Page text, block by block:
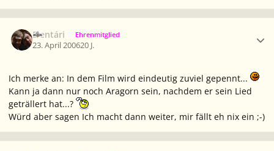
Elentári Ehrenmitglied
23. April 200620 J.
Ich merke an: In dem Film wird eindeutig zuviel gepennt...
Kann ja dann nur noch Aragorn sein, nachdem er sein Lied
geträllert hat...?
Würd aber sagen Ich macht dann weiter, mir fällt eh nix ein ;-)